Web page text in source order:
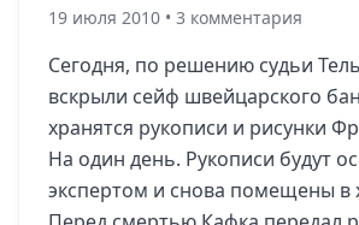
19 июля 2010 • 3 комментария
Сегодня, по решению судьи
вскрыли сейф швейцарского
хранятся рукописи и рисунки
На один день. Рукописи будут
экспертом и снова помещены в